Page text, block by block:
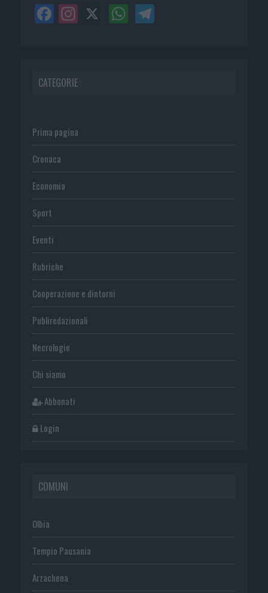
CATEGORIE
Prima pagina
Cronaca
Economia
Sport
Eventi
Rubriche
Cooperazione e dintorni
Publiredazionali
Necrologie
Chi siamo
Abbonati
Login
COMUNI
Olbia
Tempio Pausania
Arzachena